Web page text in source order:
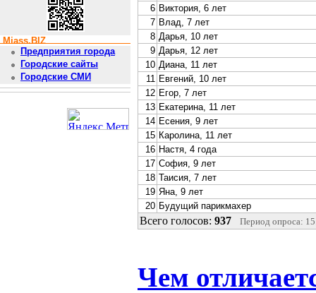
Miass.BIZ
Предприятия города
Городские сайты
Городские СМИ
6 Виктория, 6 лет
7 Влад, 7 лет
8 Дарья, 10 лет
9 Дарья, 12 лет
10 Диана, 11 лет
11 Евгений, 10 лет
12 Егор, 7 лет
13 Екатерина, 11 лет
14 Есения, 9 лет
15 Каролина, 11 лет
16 Настя, 4 года
17 София, 9 лет
18 Таисия, 7 лет
19 Яна, 9 лет
20 Будущий парикмахер
Всего голосов: 937 Период опроса:
Чем